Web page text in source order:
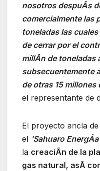
nosotros despuÃs
comercialmente las
toneladas las
de cerrar por el
millÃn de toneladas
subsecuentemente
de otras 15 millones
el representante de
El proyecto ancla
el ‘Sahuaro
la creaciÃn de la
gas natural, asÃ